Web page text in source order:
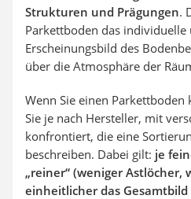
Strukturen und Prägungen.
Parkettboden das
Erscheinungsbild des
über die Atmosphäre der
Wenn Sie einen
Sie je nach Hersteller, mit
konfrontiert, die eine
beschreiben. Dabei gilt: je
„reiner“ (weniger Astlöcher,
einheitlicher das